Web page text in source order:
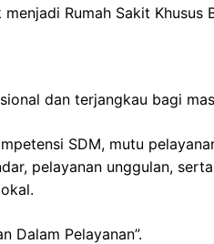
Rumah Sakit Khusus
dan terjangkau bagi
SDM, mutu
pelayanan unggulan,
Dalam Pelayanan”.